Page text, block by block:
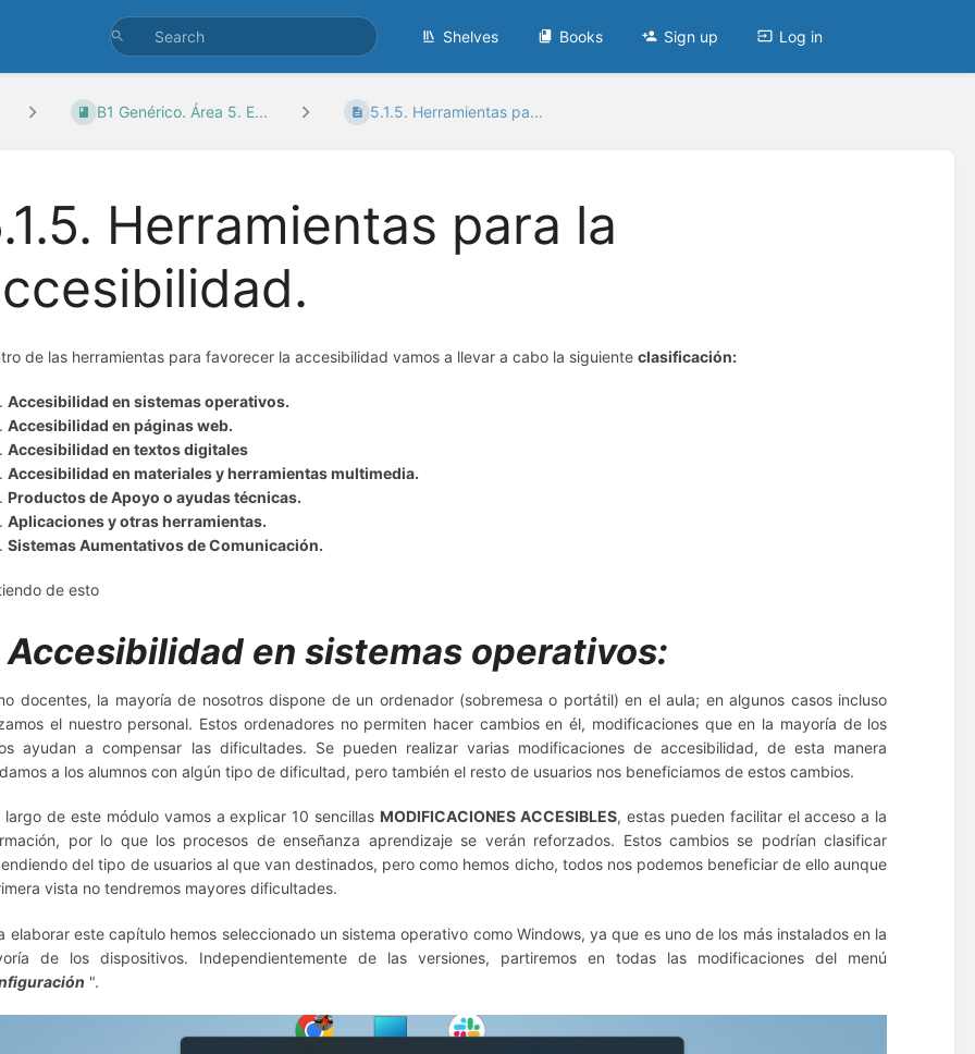
Shelves Books Sign up Log in
B1 Genérico. Área 5. E... 5.1.5. Herramientas pa...
Herramientas para la
de las herramientas para favorecer la accesibilidad vamos a llevar a cabo la siguienteclasificación:
Accesibilidad en sistemas operativos.
Accesibilidad en páginas web.
Accesibilidad en textos digitales
Accesibilidad en materiales y herramientas multimedia.
Productos de Apoyo o ayudas técnicas.
Aplicaciones y otras herramientas.
Sistemas Aumentativos de Comunicación.
de esto
Accesibilidad en sistemas operativos:
docentes, la mayoría de nosotros dispone de un ordenador (sobremesa o portátil) en el aula; en algunos casos incluso
el nuestro personal. Estos ordenadores no permiten hacer cambios en él, modificaciones que en la mayoría de los
ayudan a compensar las dificultades. Se pueden realizar varias modificaciones de accesibilidad, de esta manera
a los alumnos con algún tipo de dificultad, pero también el resto de usuarios nos beneficiamos de estos cambios.
largo de este módulo vamos a explicar 10 sencillas MODIFICACIONES ACCESIBLES, estas pueden facilitar el acceso a la
por lo que los procesos de enseñanza aprendizaje se verán reforzados. Estos cambios se podrían clasificar
del tipo de usuarios al que van destinados, pero como hemos dicho, todos nos podemos beneficiar de ello aunque
vista no tendremos mayores dificultades.
elaborar este capítulo hemos seleccionado un sistema operativo como Windows, ya que es uno de los más instalados en la
de los dispositivos. Independientemente de las versiones, partiremos en todas las modificaciones del menú
".